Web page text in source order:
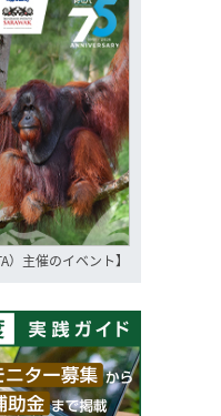
）主催のイベント】